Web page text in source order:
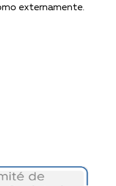
externamente.